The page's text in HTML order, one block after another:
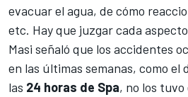
evacuar el agua, de cómo
etc. Hay que juzgar cada
Masi señaló que los accidentes
en las últimas semanas, como el
las 24 horas de Spa, no los